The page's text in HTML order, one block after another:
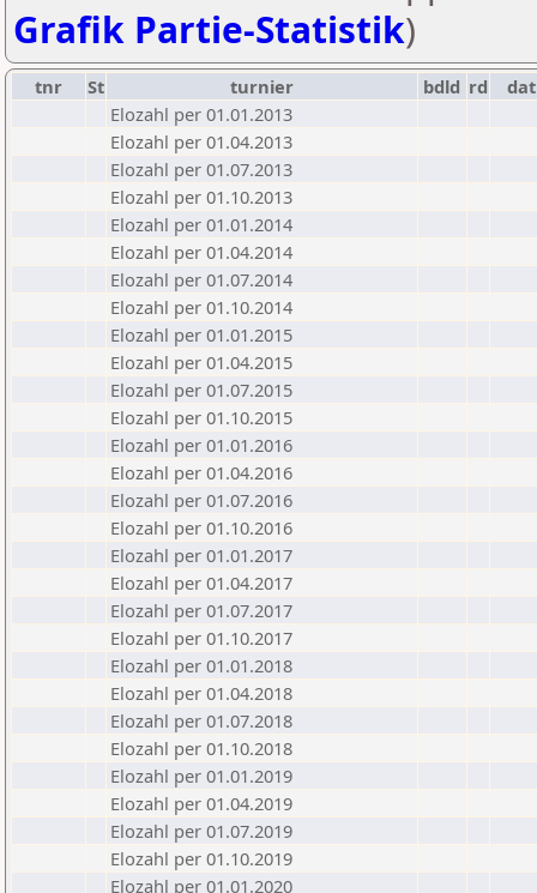
Grafik Partie-Statistik)
tnr St turnier bdld rd
Elozahl per 01.01.2013
Elozahl per 01.04.2013
Elozahl per 01.07.2013
Elozahl per 01.10.2013
Elozahl per 01.01.2014
Elozahl per 01.04.2014
Elozahl per 01.07.2014
Elozahl per 01.10.2014
Elozahl per 01.01.2015
Elozahl per 01.04.2015
Elozahl per 01.07.2015
Elozahl per 01.10.2015
Elozahl per 01.01.2016
Elozahl per 01.04.2016
Elozahl per 01.07.2016
Elozahl per 01.10.2016
Elozahl per 01.01.2017
Elozahl per 01.04.2017
Elozahl per 01.07.2017
Elozahl per 01.10.2017
Elozahl per 01.01.2018
Elozahl per 01.04.2018
Elozahl per 01.07.2018
Elozahl per 01.10.2018
Elozahl per 01.01.2019
Elozahl per 01.04.2019
Elozahl per 01.07.2019
Elozahl per 01.10.2019
Elozahl per 01.01.2020